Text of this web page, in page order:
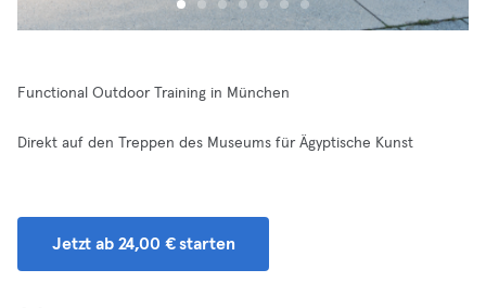
Functional Outdoor Training in München
Direkt auf den Treppen des Museums für Ägyptische Kunst
Jetzt ab 24,00 € starten